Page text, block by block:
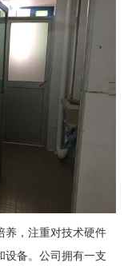
养，注重对技术硬件
设备。公司拥有一支